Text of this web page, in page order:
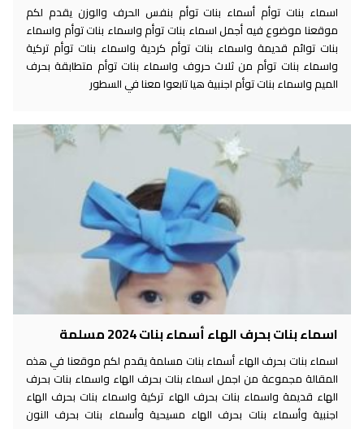
اسماء بنات توأم أسماء بنات توأم بنفس الحرف والوزن يقدم لكم
موقعنا موضوع فيه أجمل اسماء بنات توأم واسماء بنات توأم واسماء
بنات توائم قديمة واسماء بنات توأم كردية واسماء بنات توأم تركية
واسماء بنات توأم من ثلاث حروف واسماء بنات توأم متطابقة بحرف
الميم واسماء بنات توأم اجنبية هيا تابعوا معنا في السطور
اسماء بنات بحرف الهاء أسماء بنات 2024 مسلمة
اسماء بنات بحرف الهاء أسماء بنات مسلمة يقدم لكم موقعنا في هذه
المقالة مجموعة من اجمل اسماء بنات بحرف الهاء واسماء بنات بحرف
الهاء قديمة واسماء بنات بحرف الهاء تركية واسماء بنات بحرف الهاء
اجنبية وأسماء بنات بحرف الهاء مسيحية وأسماء بنات بحرف النون